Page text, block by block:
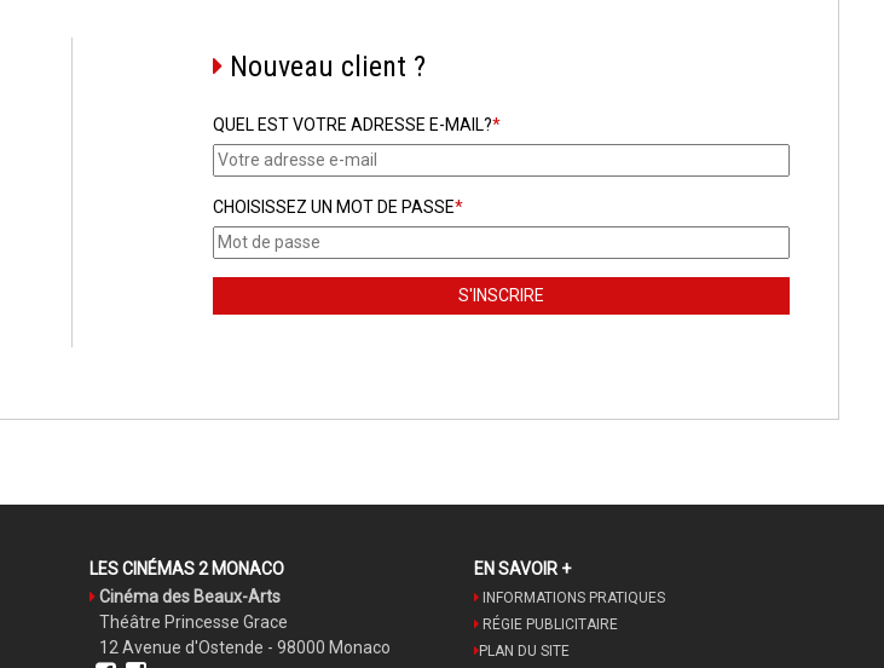
Nouveau client ?
QUEL EST VOTRE ADRESSE E-MAIL?*
CHOISISSEZ UN MOT DE PASSE*
LES CINÉMAS 2 MONACO
Cinéma des Beaux-Arts
Théâtre Princesse Grace
12 Avenue d'Ostende - 98000 Monaco
EN SAVOIR +
INFORMATIONS PRATIQUES
RÉGIE PUBLICITAIRE
PLAN DU SITE